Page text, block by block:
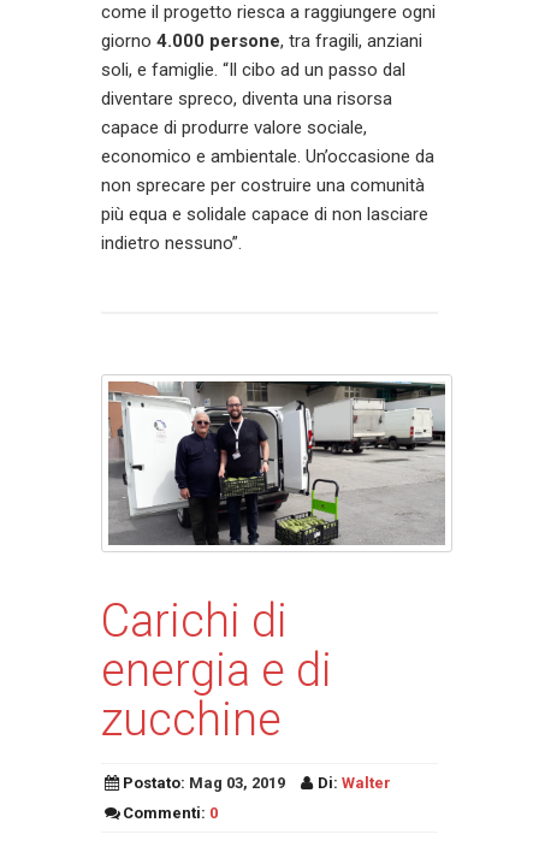
come il progetto riesca a raggiungere ogni
giorno 4.000 persone, tra fragili, anziani
soli, e famiglie. “Il cibo ad un passo dal
diventare spreco, diventa una risorsa
capace di produrre valore sociale,
economico e ambientale. Un’occasione da
non sprecare per costruire una comunità
più equa e solidale capace di non lasciare
indietro nessuno”.
Carichi di
energia e di
zucchine
Postato: Mag 03, 2019 Di: Walter
Commenti: 0